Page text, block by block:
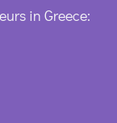
in Greece: